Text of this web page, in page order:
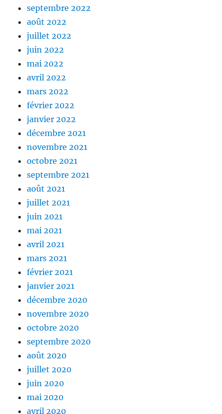
septembre 2022
août 2022
juillet 2022
juin 2022
mai 2022
avril 2022
mars 2022
février 2022
janvier 2022
décembre 2021
novembre 2021
octobre 2021
septembre 2021
août 2021
juillet 2021
juin 2021
mai 2021
avril 2021
mars 2021
février 2021
janvier 2021
décembre 2020
novembre 2020
octobre 2020
septembre 2020
août 2020
juillet 2020
juin 2020
mai 2020
avril 2020